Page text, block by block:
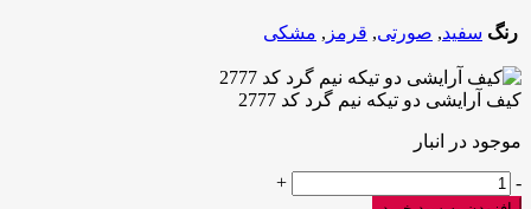
رنگ سفید, صورتی, قرمز , مشکی
کیف آرایشی دو تیکه نیم گرد کد 2777
موجود در انبار
کیف
آرایشی
-
+